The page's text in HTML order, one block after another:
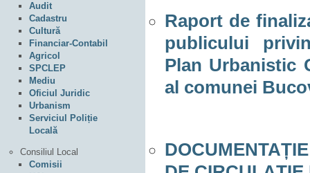
Raport de
publicului
Plan Urbanistic
al comunei
Audit
Cadastru
Cultură
Financiar-Contabil
Agricol
SPCLEP
Mediu
Oficiul Juridic
Urbanism
Serviciul Poliție
Locală
Consiliul Local
Comisii